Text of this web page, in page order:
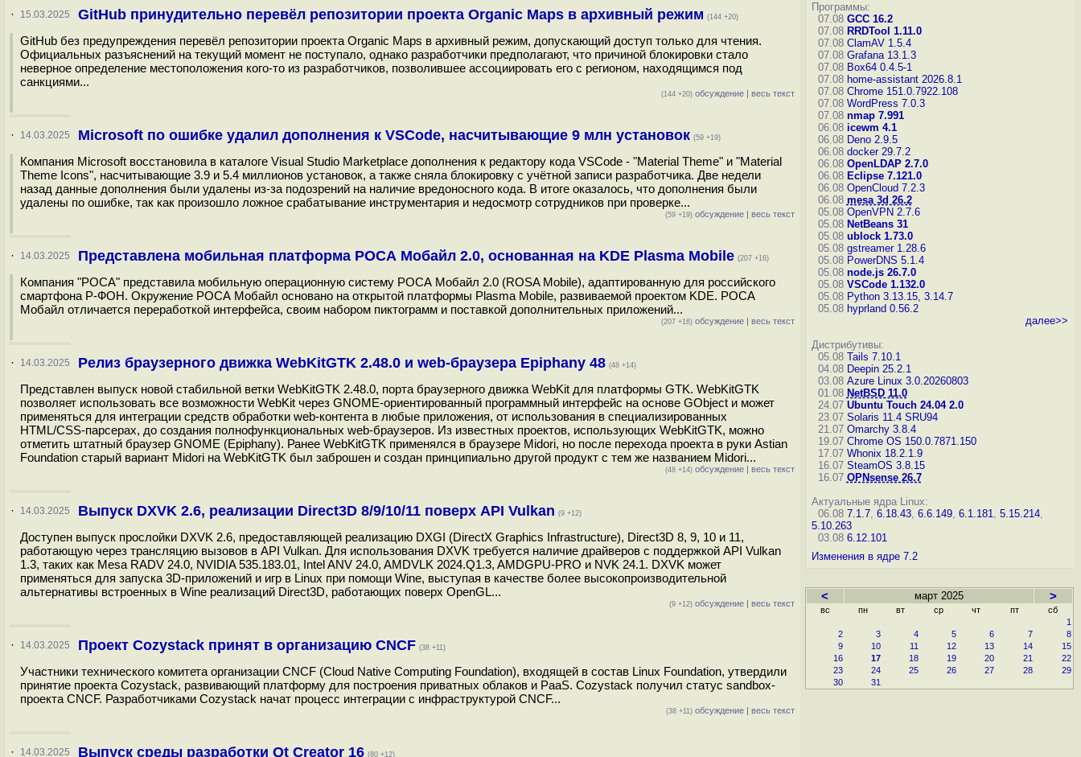
· 15.03.2025 GitHub принудительно перевёл репозитории проекта Organic Maps в архивный режим (144 +20)
GitHub без предупреждения перевёл репозитории проекта Organic Maps в архивный режим, допускающий доступ только для чтения.
Официальных разъяснений на текущий момент не поступало, однако разработчики предполагают, что причиной блокировки стало
неверное определение местоположения кого-то из разработчиков, позволившее ассоциировать его с регионом, находящимся под
санкциями...
(144 +20) обсуждение | весь текст
· 14.03.2025 Microsoft по ошибке удалил дополнения к VSCode, насчитывающие 9 млн установок (59 +19)
Компания Microsoft восстановила в каталоге Visual Studio Marketplace дополнения к редактору кода VSCode - "Material Theme" и "Material
Theme Icons", насчитывающие 3.9 и 5.4 миллионов установок, а также сняла блокировку с учётной записи разработчика. Две недели
назад данные дополнения были удалены из-за подозрений на наличие вредоносного кода. В итоге оказалось, что дополнения были
удалены по ошибке, так как произошло ложное срабатывание инструментария и недосмотр сотрудников при проверке...
(59 +19) обсуждение | весь текст
· 14.03.2025 Представлена мобильная платформа РОСА Мобайл 2.0, основанная на KDE Plasma Mobile (207 +16)
Компания "РОСА" представила мобильную операционную систему РОСА Мобайл 2.0 (ROSA Mobile), адаптированную для российского
смартфона Р-ФОН. Окружение РОСА Мобайл основано на открытой платформы Plasma Mobile, развиваемой проектом KDE. РОСА
Мобайл отличается переработкой интерфейса, своим набором пиктограмм и поставкой дополнительных приложений...
(207 +16) обсуждение | весь текст
· 14.03.2025 Релиз браузерного движка WebKitGTK 2.48.0 и web-браузера Epiphany 48 (48 +14)
Представлен выпуск новой стабильной ветки WebKitGTK 2.48.0, порта браузерного движка WebKit для платформы GTK. WebKitGTK
позволяет использовать все возможности WebKit через GNOME-ориентированный программный интерфейс на основе GObject и может
применяться для интеграции средств обработки web-контента в любые приложения, от использования в специализированных
HTML/CSS-парсерах, до создания полнофункциональных web-браузеров. Из известных проектов, использующих WebKitGTK, можно
отметить штатный браузер GNOME (Epiphany). Ранее WebKitGTK применялся в браузере Midori, но после перехода проекта в руки Astian
Foundation старый вариант Midori на WebKitGTK был заброшен и создан принципиально другой продукт с тем же названием Midori...
(48 +14) обсуждение | весь текст
· 14.03.2025 Выпуск DXVK 2.6, реализации Direct3D 8/9/10/11 поверх API Vulkan (9 +12)
Доступен выпуск прослойки DXVK 2.6, предоставляющей реализацию DXGI (DirectX Graphics Infrastructure), Direct3D 8, 9, 10 и 11,
работающую через трансляцию вызовов в API Vulkan. Для использования DXVK требуется наличие драйверов с поддержкой API Vulkan
1.3, таких как Mesa RADV 24.0, NVIDIA 535.183.01, Intel ANV 24.0, AMDVLK 2024.Q1.3, AMDGPU-PRO и NVK 24.1. DXVK может
применяться для запуска 3D-приложений и игр в Linux при помощи Wine, выступая в качестве более высокопроизводительной
альтернативы встроенных в Wine реализаций Direct3D, работающих поверх OpenGL...
(9 +12) обсуждение | весь текст
· 14.03.2025 Проект Cozystack принят в организацию CNCF (38 +11)
Участники технического комитета организации CNCF (Cloud Native Computing Foundation), входящей в состав Linux Foundation, утвердили
принятие проекта Cozystack, развивающий платформу для построения приватных облаков и PaaS. Cozystack получил статус sandbox-
проекта CNCF. Разработчиками Cozystack начат процесс интеграции с инфраструктурой CNCF...
(38 +11) обсуждение | весь текст
· 14.03.2025 Выпуск среды разработки Qt Creator 16 (80 +12)
Программы:
07.08 GCC 16.2
07.08 RRDTool 1.11.0
07.08 ClamAV 1.5.4
07.08 Grafana 13.1.3
07.08 Box64 0.4.5-1
07.08 home-assistant 2026.8.1
07.08 Chrome 151.0.7922.108
07.08 WordPress 7.0.3
07.08 nmap 7.991
06.08 icewm 4.1
06.08 Deno 2.9.5
06.08 docker 29.7.2
06.08 OpenLDAP 2.7.0
06.08 Eclipse 7.121.0
06.08 OpenCloud 7.2.3
06.08 mesa 3d 26.2
05.08 OpenVPN 2.7.6
05.08 NetBeans 31
05.08 ublock 1.73.0
05.08 gstreamer 1.28.6
05.08 PowerDNS 5.1.4
05.08 node.js 26.7.0
05.08 VSCode 1.132.0
05.08 Python 3.13.15, 3.14.7
05.08 hyprland 0.56.2
далее>>
Дистрибутивы:
05.08 Tails 7.10.1
04.08 Deepin 25.2.1
03.08 Azure Linux 3.0.20260803
01.08 NetBSD 11.0
24.07 Ubuntu Touch 24.04 2.0
23.07 Solaris 11.4 SRU94
21.07 Omarchy 3.8.4
19.07 Chrome OS 150.0.7871.150
17.07 Whonix 18.2.1.9
16.07 SteamOS 3.8.15
16.07 OPNsense 26.7
Актуальные ядра Linux:
06.08 7.1.7, 6.18.43, 6.6.149, 6.1.181, 5.15.214,
5.10.263
03.08 6.12.101
Изменения в ядре 7.2
< март 2025 >
вс пн вт ср чт пт
сб
1
2
3 4 5 6 7
8
9
10 11 12 13 14
15
16
17 18 19 20 21
22
23
24 25 26 27 28
29
30
31